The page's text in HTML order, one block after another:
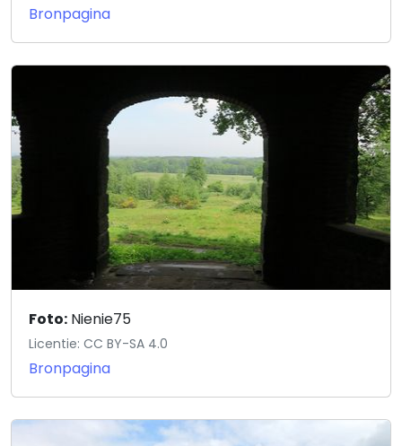
Bronpagina
Foto: Nienie75
Licentie: CC BY-SA 4.0
Bronpagina